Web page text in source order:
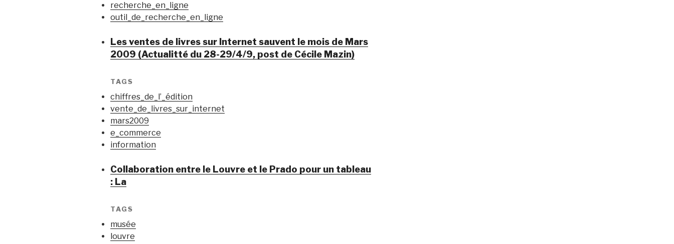
recherche_en_ligne
outil_de_recherche_en_ligne
Les ventes de livres sur Internet sauvent le mois de Mars
2009 (Actualitté du 28-29/4/9, post de Cécile Mazin)
TAGS
chiffres_de_l’_édition
vente_de_livres_sur_internet
mars2009
e_commerce
information
Collaboration entre le Louvre et le Prado pour un tableau
: La
TAGS
musée
louvre